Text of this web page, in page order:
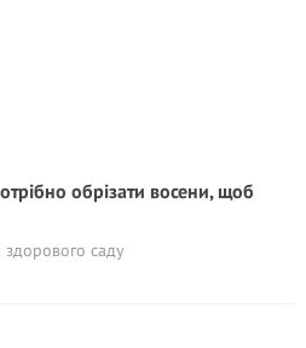
обрізати восени, щоб
здорового саду